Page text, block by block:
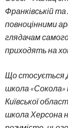
Франківській та
повноцінними
глядачам
приходять на
Що стосується
школа «Сокола»
Київської
школа Херсона